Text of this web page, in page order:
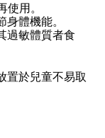
用。
體機能。
過敏體質者食
置於兒童不易取